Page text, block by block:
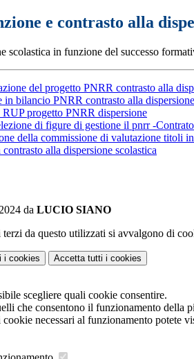
e contrasto alla
scolastica in funzione del successo
del progetto PNRR contrasto alla
in bilancio PNRR contrasto alla dispersione
progetto PNRR dispersione
di figure di gestione il pnrr -
della commissione di valutazione titoli
alla dispersione scolastica
da LUCIO SIANO
da questo utilizzati si avvalgono di
i cookies Accetta tutti i cookies
scegliere quali cookie consentire.
che consentono il funzionamento della
necessari al funzionamento potete